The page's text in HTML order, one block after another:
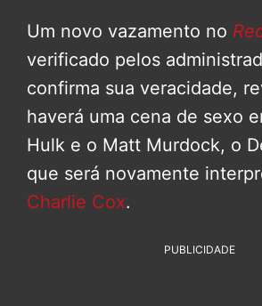
Um novo vazamento no
verificado pelos
confirma sua veracidade,
haverá uma cena de sexo
Hulk e o Matt Murdock, o
que será novamente
Charlie Cox.
PUBLICIDADE